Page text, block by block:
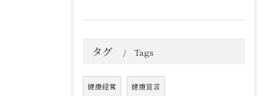
タグ Tags
健康経営 健康宣言